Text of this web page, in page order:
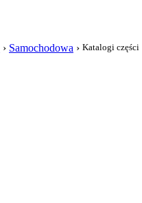
› Samochodowa › Katalogi części